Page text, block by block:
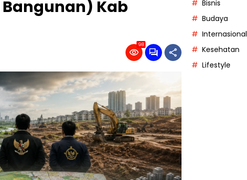
Bangunan) Kab
98
Bisnis
Budaya
Internasional
Kesehatan
Lifestyle